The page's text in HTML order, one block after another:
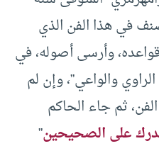
من صنف في هذا الفن الذي
وأرسى أصوله، في
والواعي”، وإن لم
ثم جاء الحاكم
على الصحيحين”